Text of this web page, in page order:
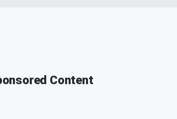
Content